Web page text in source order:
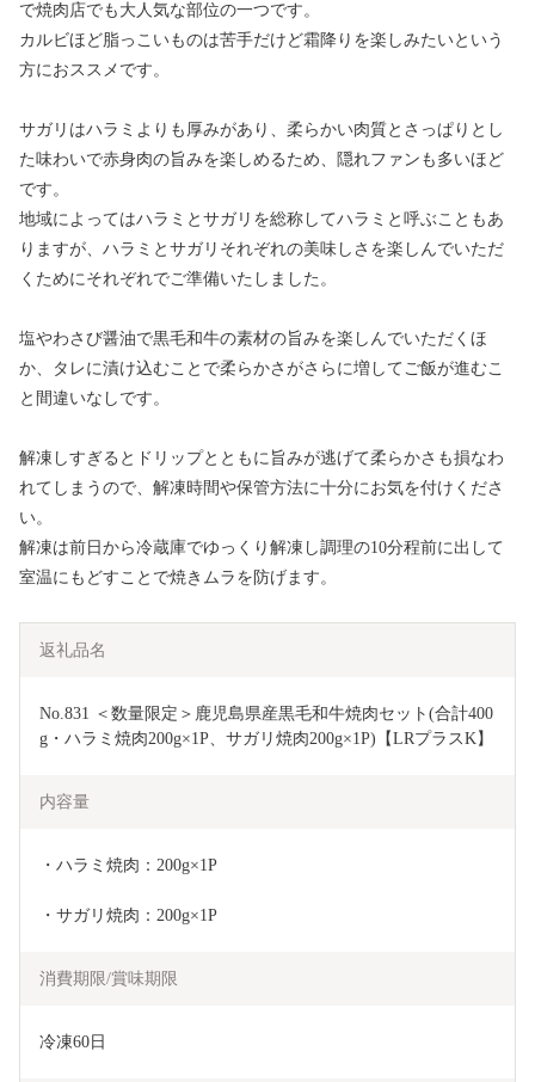
で焼肉店でも大人気な部位の一つです。
カルビほど脂っこいものは苦手だけど霜降りを楽しみたいという
方におススメです。
サガリはハラミよりも厚みがあり、柔らかい肉質とさっぱりとし
た味わいで赤身肉の旨みを楽しめるため、隠れファンも多いほど
です。
地域によってはハラミとサガリを総称してハラミと呼ぶこともあ
りますが、ハラミとサガリそれぞれの美味しさを楽しんでいただ
くためにそれぞれでご準備いたしました。
塩やわさび醤油で黒毛和牛の素材の旨みを楽しんでいただくほ
か、タレに漬け込むことで柔らかさがさらに増してご飯が進むこ
と間違いなしです。
解凍しすぎるとドリップとともに旨みが逃げて柔らかさも損なわ
れてしまうので、解凍時間や保管方法に十分にお気を付けくださ
い。
解凍は前日から冷蔵庫でゆっくり解凍し調理の10分程前に出して
室温にもどすことで焼きムラを防げます。
返礼品名
No.831 ＜数量限定＞鹿児島県産黒毛和牛焼肉セット(合計400
g・ハラミ焼肉200g×1P、サガリ焼肉200g×1P)【LRプラスK】
内容量
・ハラミ焼肉：200g×1P
・サガリ焼肉：200g×1P
消費期限/賞味期限
冷凍60日